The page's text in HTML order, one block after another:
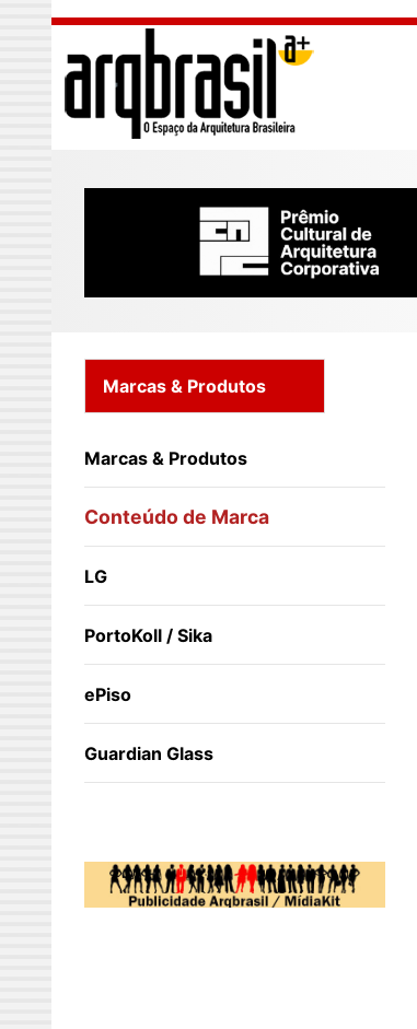
Skip to main content
Marcas & Produtos
Marcas & Produtos
Conteúdo de Marca
LG
PortoKoll / Sika
ePiso
Guardian Glass